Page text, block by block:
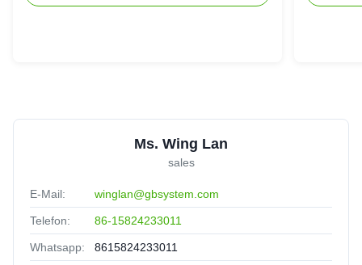
Ms. Wing Lan
sales
E-Mail: winglan@gbsystem.com
Telefon: 86-15824233011
Whatsapp: 8615824233011